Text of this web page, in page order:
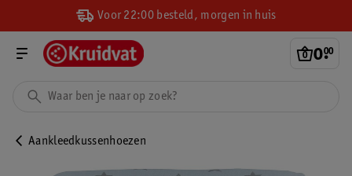
Voor 22:00 besteld, morgen in huis
0.
00
Aankleedkussenhoezen